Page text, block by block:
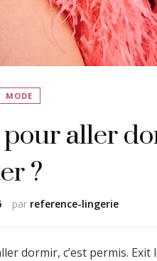
MODE
aller
?
par reference-lingerie
dormir, c’est permis. Exit